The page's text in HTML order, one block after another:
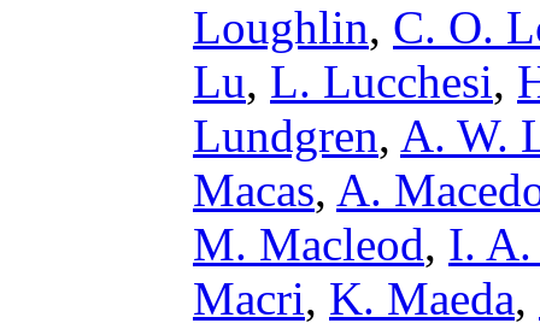
Loughlin, C. O.
Lu, L. Lucchesi,
Lundgren, A. W.
Macas, A.
M. Macleod, I.
Macri, K. Maeda,